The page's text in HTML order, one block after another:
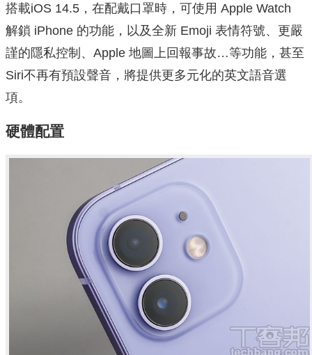
搭載iOS 14.5，在配戴口罩時，可使用 Apple Watch
解鎖 iPhone 的功能，以及全新 Emoji 表情符號、更嚴
謹的隱私控制、Apple 地圖上回報事故…等功能，甚至
Siri不再有預設聲音，將提供更多元化的英文語音選
項。
硬體配置